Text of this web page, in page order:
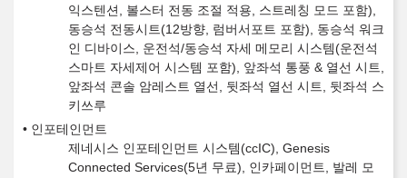
익스텐션, 볼스터 전동 조절 적용, 스트레칭 모드 포함),
동승석 전동시트(12방향, 럼버서포트 포함), 동승석 워크
인 디바이스, 운전석/동승석 자세 메모리 시스템(운전석
스마트 자세제어 시스템 포함), 앞좌석 통풍 & 열선 시트,
앞좌석 콘솔 암레스트 열선, 뒷좌석 열선 시트, 뒷좌석 스
키쓰루
인포테인먼트
제네시스 인포테인먼트 시스템(ccIC), Genesis
Connected Services(5년 무료), 인카페이먼트, 발레 모